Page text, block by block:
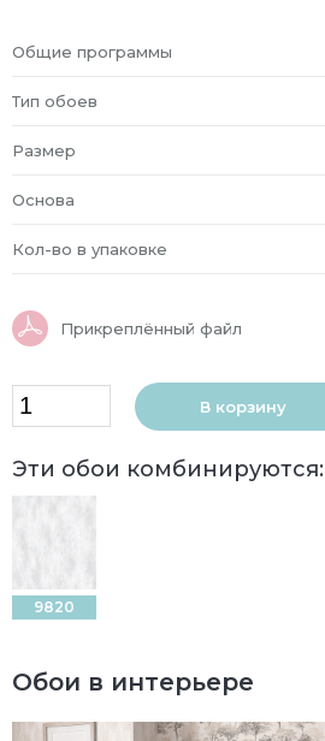
Общие программы
Тип обоев
Размер
Основа
Кол-во в упаковке
Прикреплённый файл
В корзину
Эти обои комбинируются:
9820
Обои в интерьере